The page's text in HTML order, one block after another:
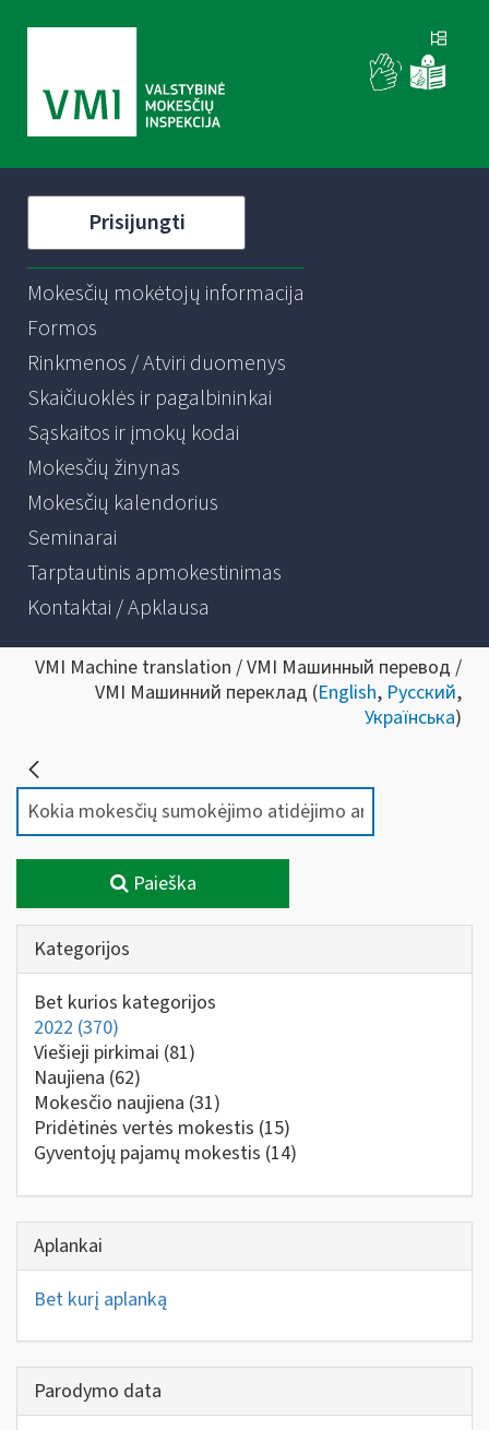
Prisijungti
Mokesčių mokėtojų informacija
Formos
Rinkmenos / Atviri duomenys
Skaičiuoklės ir pagalbininkai
Sąskaitos ir įmokų kodai
Mokesčių žinynas
Mokesčių kalendorius
Seminarai
Tarptautinis apmokestinimas
Kontaktai / Apklausa
VMI Machine translation / VMI Машинный перевод /
VMI Машинний переклад (English, Русский,
Українська)
Paieška
Kategorijos
Bet kurios kategorijos
2022 (370)
Viešieji pirkimai (81)
Naujiena (62)
Mokesčio naujiena (31)
Pridėtinės vertės mokestis (15)
Gyventojų pajamų mokestis (14)
Aplankai
Bet kurį aplanką
Parodymo data